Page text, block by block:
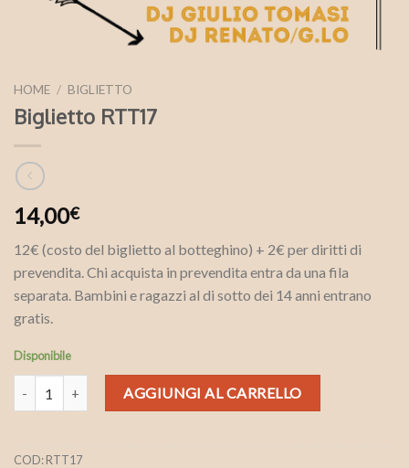
HOME / BIGLIETTO
Biglietto RTT17
14,00€
12€ (costo del biglietto al botteghino) + 2€ per diritti di
prevendita. Chi acquista in prevendita entra da una fila
separata. Bambini e ragazzi al di sotto dei 14 anni entrano
gratis.
Disponibile
Biglietto RTT17 quantitàAGGIUNGI AL CARRELLO
COD:RTT17